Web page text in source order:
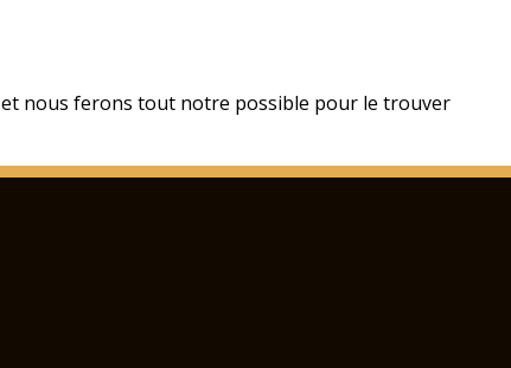
et nous ferons tout notre possible pour le trouver